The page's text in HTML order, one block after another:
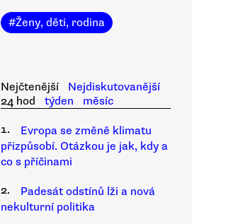
#Ženy, děti, rodina
Nejčtenější
Nejdiskutovanější
24 hod
týden
měsíc
1.
Evropa se změně klimatu
přizpůsobí. Otázkou je jak, kdy a
co s příčinami
2.
Padesát odstínů lži a nová
nekulturní politika